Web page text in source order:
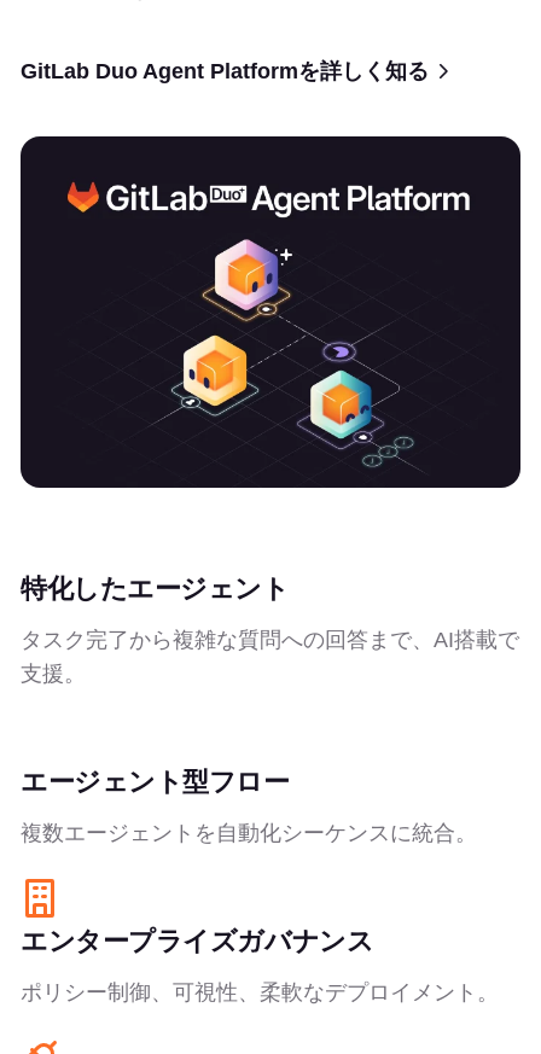
GitLab Duo Agent Platformを詳しく知る
特化したエージェント
タスク完了から複雑な質問への回答まで、AI搭載で
支援。
エージェント型フロー
複数エージェントを自動化シーケンスに統合。
エンタープライズガバナンス
ポリシー制御、可視性、柔軟なデプロイメント。